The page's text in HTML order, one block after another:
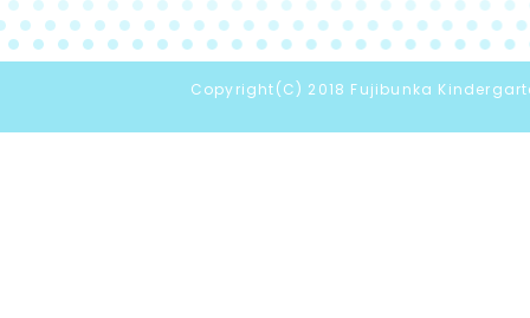
Copyright(C) 2018 Fujibunka